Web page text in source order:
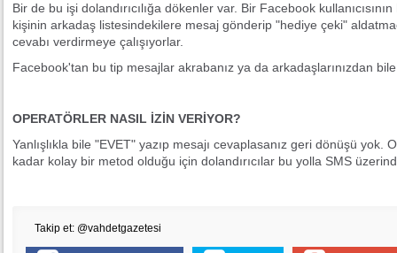
Bir de bu işi dolandırıcılığa dökenler var. Bir Facebook
kişinin arkadaş listesindekilere mesaj gönderip "hediye çeki"
cevabı verdirmeye çalışıyorlar.
Facebook'tan bu tip mesajlar akrabanız ya da arkadaşlarınızdan
OPERATÖRLER NASIL İZİN VERİYOR?
Yanlışlıkla bile "EVET" yazıp mesajı cevaplasanız geri dönüşü yok.
kadar kolay bir metod olduğu için dolandırıcılar bu yolla SMS
Takip et: @vahdetgazetesi